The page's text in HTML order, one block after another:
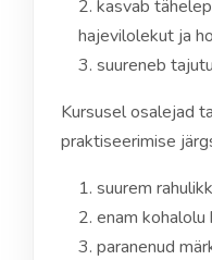
kasvab
hajevilolekut ja
suureneb
Kursusel osalejad
praktiseerimise
suurem
enam kohalolu
paranenud